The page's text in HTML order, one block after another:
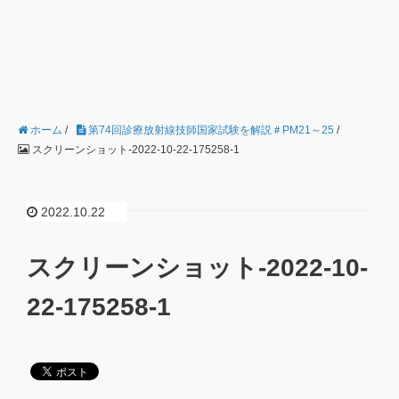
ホーム / 第74回診療放射線技師国家試験を解説＃PM21～25 /
スクリーンショット-2022-10-22-175258-1
2022.10.22
スクリーンショット-2022-10-
22-175258-1